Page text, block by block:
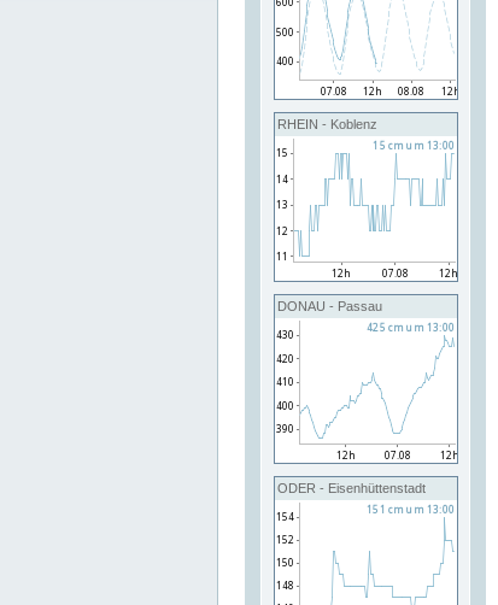
RHEIN - Koblenz
DONAU - Passau
ODER - Eisenhüttenstadt